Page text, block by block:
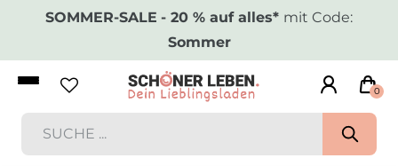
SOMMER-SALE - 20 % auf alles* mit Code:
Sommer
0